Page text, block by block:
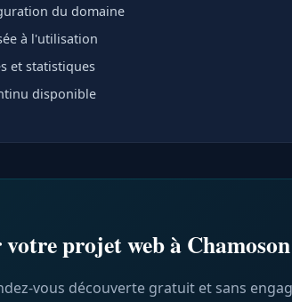
du domaine
à l'utilisation
et statistiques
disponible
projet web à
vous découverte gratuit et sans